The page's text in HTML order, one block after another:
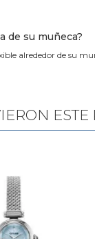
de su muñeca?
alrededor de su